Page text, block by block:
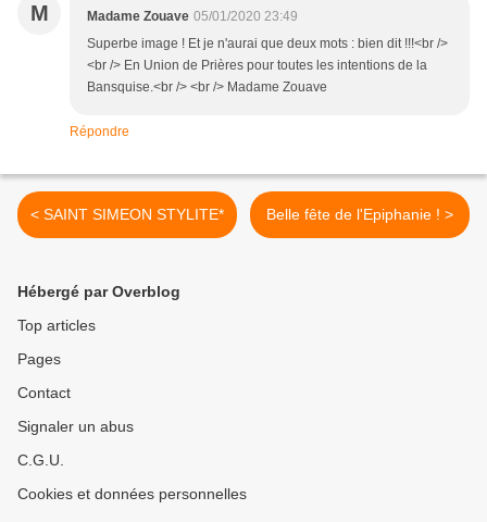
M Madame Zouave 05/01/2020 23:49
Superbe image ! Et je n'aurai que deux mots : bien dit !!!<br />
<br /> En Union de Prières pour toutes les intentions de la
Bansquise.<br /> <br /> Madame Zouave
Répondre
< SAINT SIMEON STYLITE* Belle fête de l'Epiphanie ! >
Hébergé par Overblog
Top articles
Pages
Contact
Signaler un abus
C.G.U.
Cookies et données personnelles